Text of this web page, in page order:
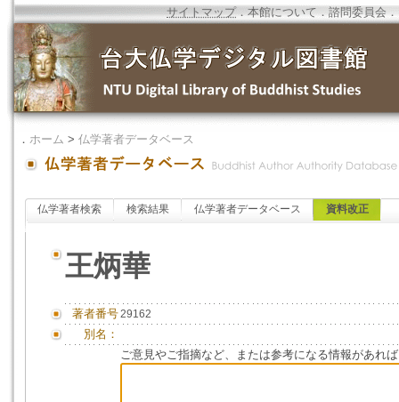
サイトマップ．本館について ．諮問委員会 ．
． ホーム > 仏学著者データベース
仏学著者検索 検索結果 仏学著者データベース 資料改正
王炳華
著者番号29162
別名：
ご意見やご指摘など、または参考になる情報があれ